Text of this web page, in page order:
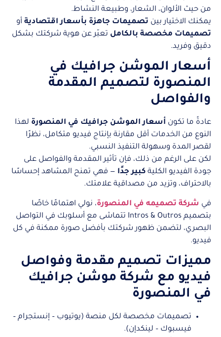
من حيث الألوان، الشعار، وطبيعة النشاط.
يمكنك الاختيار بين تصميمات جاهزة بأسعار اقتصادية أو
تصميمات مخصصة بالكامل تعبّر عن هوية شركتك بشكل
دقيق وفريد.
أسعار الموشن جرافيك في
المنصورة لتصميم المقدمة
والفواصل
عادةً ما تكون أسعار الموشن جرافيك في المنصورة لهذا
النوع من الخدمات أقل مقارنة بإنتاج فيديو متكامل، نظرًا
لقصر المدة وسهولة التنفيذ النسبي.
لكن على الرغم من ذلك، فإن تأثير المقدمة والفواصل على
جودة الفيديو الكلية كبير جدًا — فهي تمنح المشاهد إحساسًا
بالاحتراف، وتزيد من مصداقية علامتك.
في شركة تصميمه في المنصورة، نولي اهتمامًا خاصًا
بتصميم Intros & Outros تتماشى مع أسلوبك في التواصل
البصري، لتضمن ظهور شركتك بأفضل صورة ممكنة في كل
فيديو.
مميزات تصميم مقدمة وفواصل
فيديو مع شركة موشن جرافيك
في المنصورة
تصميمات مخصصة لكل منصة (يوتيوب – إنستجرام –
فيسبوك – لينكدإن).